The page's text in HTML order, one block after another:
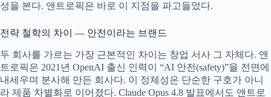
성을 본다. 앤트로픽은 바로 이 지점을 파고들었다.
전략 철학의 차이 — 안전이라는 브랜드
두 회사를 가르는 가장 근본적인 차이는 창업 서사 그 자체다. 앤
트로픽은 2021년 OpenAI 출신 인력이 “AI 안전(safety)”을 전면에
내세우며 분사해 만든 회사다. 이 정체성은 단순한 구호가 아니
라 제품 차별화로 이어졌다. Claude Opus 4.8 발표에서도 앤트로